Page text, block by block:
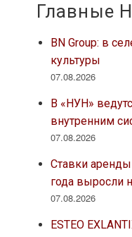
Главные
BN Group: в
культуры
07.08.2026
В «НУН»
внутренним
07.08.2026
Ставки
года выросли
07.08.2026
ESTEO